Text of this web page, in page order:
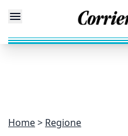
Home Regione